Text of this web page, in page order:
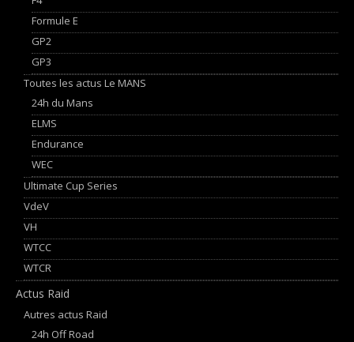
Formule E
GP2
GP3
Toutes les actus Le MANS
24h du Mans
ELMS
Endurance
WEC
Ultimate Cup Series
VdeV
VH
WTCC
WTCR
Actus Raid
Autres actus Raid
24h Off Road